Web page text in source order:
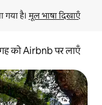
गया है। मूल भाषा दिखाएँ
को Airbnb पर लाएँ